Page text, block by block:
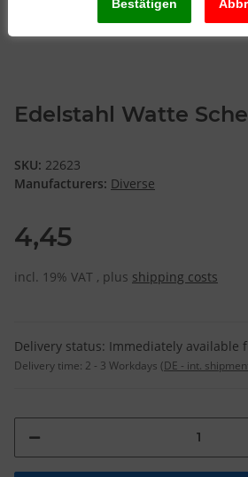
Edelstahl Watte
SKU: 22623
Manufacturers: Diverse
4,45
incl. 19% VAT , plus shipping costs
Delivery status: Immediately available
Delivery time: 2 - 3 Workdays (DE - int.